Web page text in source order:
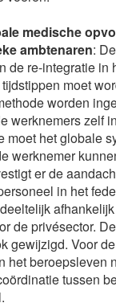
medische
ambtenaren:
de re-integratie in
moet
worden
werknemers zelf
moet het globale
werknemer
er de
in het
de privésector.
gewijzigd. Voor
het beroepsleven
tussen